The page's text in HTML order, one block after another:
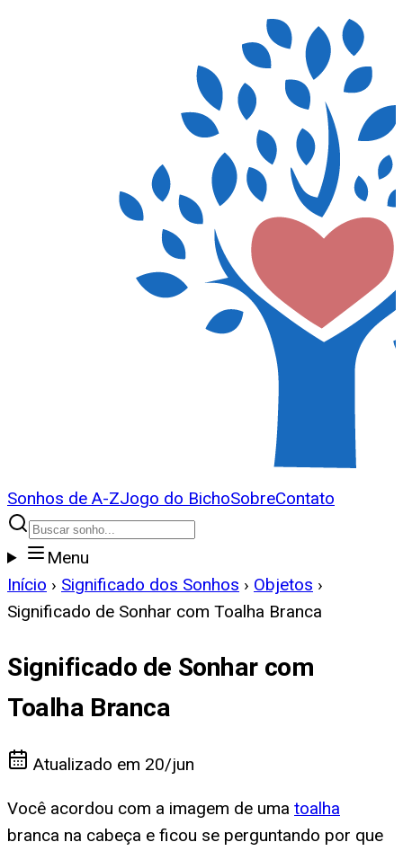
Sonhos de A-ZJogo do BichoSobreContato
Menu
Início › Significado dos Sonhos › Objetos ›
Significado de Sonhar com Toalha Branca
Significado de Sonhar com
Toalha Branca
Atualizado em 20/jun
Você acordou com a imagem de uma toalha
branca na cabeça e ficou se perguntando por que